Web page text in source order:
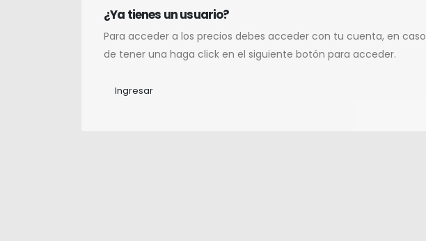
¿Ya tienes un usuario?
Para acceder a los precios debes acceder con tu cuenta, en caso
de tener una haga click en el siguiente botón para acceder.
Ingresar